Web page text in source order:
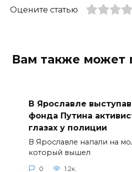
Оцените статью
Вам также может
В Ярославле
фонда Путина
глазах у полиции
В Ярославле напали на
который вышел
0 1.2к.